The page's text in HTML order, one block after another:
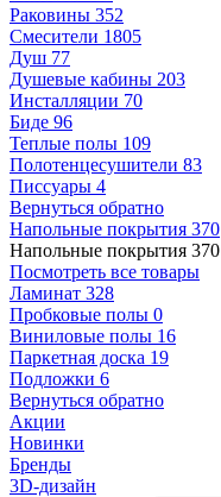
Раковины 352
Смесители 1805
Душ 77
Душевые кабины 203
Инсталляции 70
Биде 96
Теплые полы 109
Полотенцесушители 83
Писсуары 4
Вернуться обратно
Напольные покрытия 370
Напольные покрытия 370
Посмотреть все товары
Ламинат 328
Пробковые полы 0
Виниловые полы 16
Паркетная доска 19
Подложки 6
Вернуться обратно
Акции
Новинки
Бренды
3D-дизайн